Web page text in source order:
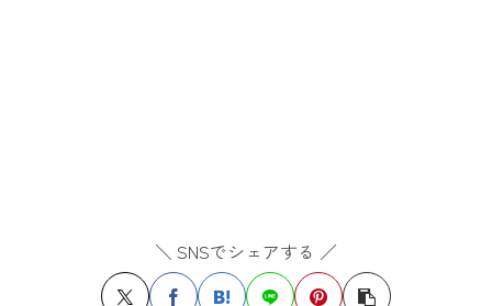
＼ SNSでシェアする ／